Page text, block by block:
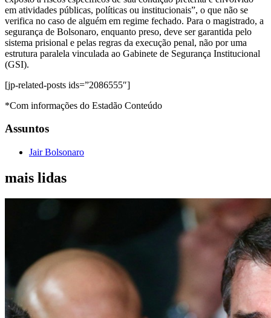
em atividades públicas, políticas ou institucionais”, o que não se
verifica no caso de alguém em regime fechado. Para o magistrado, a
segurança de Bolsonaro, enquanto preso, deve ser garantida pelo
sistema prisional e pelas regras da execução penal, não por uma
estrutura paralela vinculada ao Gabinete de Segurança Institucional
(GSI).
[jp-related-posts ids=”2086555″]
*Com informações do Estadão Conteúdo
Assuntos
Jair Bolsonaro
mais lidas